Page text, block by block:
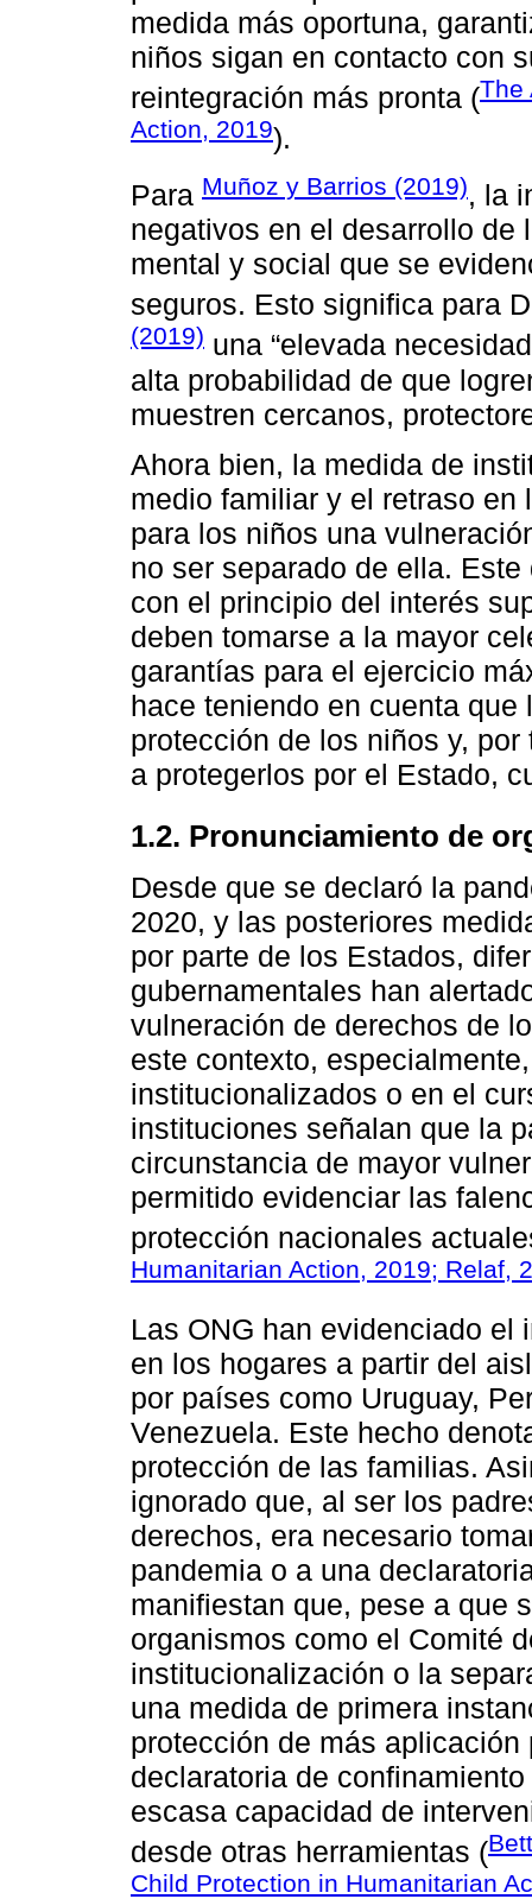
medida más oportuna,
niños sigan en contacto con
reintegración más pronta (The
Action, 2019).
Para Muñoz y Barrios (2019), la
negativos en el desarrollo
mental y social que se
seguros. Esto significa para
(2019) una “elevada
alta probabilidad de que
muestren cercanos,
Ahora bien, la medida de
medio familiar y el retraso
para los niños una
no ser separado de ella.
con el principio del interés
deben tomarse a la mayor
garantías para el ejercicio
hace teniendo en cuenta
protección de los niños y,
a protegerlos por el Estado,
1.2. Pronunciamiento de
Desde que se declaró la
2020, y las posteriores
por parte de los Estados,
gubernamentales han
vulneración de derechos de
este contexto,
institucionalizados o en el
instituciones señalan que la
circunstancia de mayor
permitido evidenciar las
protección nacionales
Humanitarian Action, 2019; Relaf,
Las ONG han evidenciado
en los hogares a partir del
por países como Uruguay,
Venezuela. Este hecho
protección de las familias.
ignorado que, al ser los
derechos, era necesario
pandemia o a una
manifiestan que, pese a que
organismos como el Comité
institucionalización o la
una medida de primera
protección de más
declaratoria de
escasa capacidad de
desde otras herramientas (
Child Protection in Humanitarian